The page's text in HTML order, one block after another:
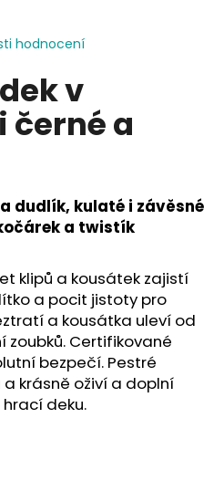
hodnocení
v
a
dudlík, kulaté i závěsné
a twistík
klipů a kousátek zajistí
a pocit jistoty pro
a kousátka uleví od
Certifikované
bezpečí. Pestré
krásně oživí a doplní
deku.